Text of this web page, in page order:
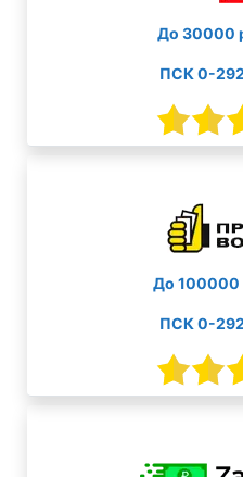
До 30000
ПСК 0-
До 100000
ПСК 0-